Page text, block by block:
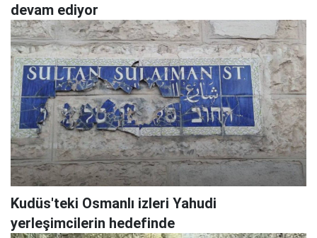
devam ediyor
Kudüs'teki Osmanlı izleri Yahudi
yerleşimcilerin hedefinde